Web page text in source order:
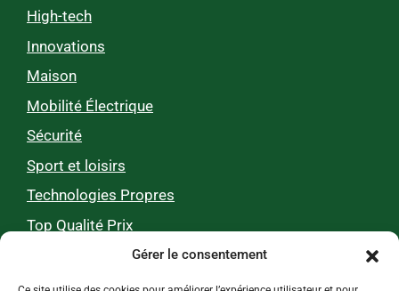
Gérer le consentement
High-tech
Innovations
Maison
Mobilité Électrique
Sécurité
Sport et loisirs
Technologies Propres
Top Qualité Prix
Zéro pub, 100 % utile